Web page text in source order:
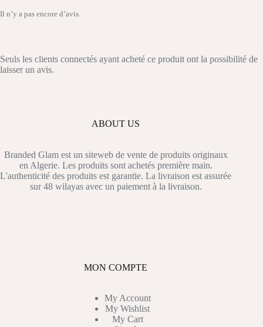
Il n’y a pas encore d’avis.
Seuls les clients connectés ayant acheté ce produit ont la possibilité de
laisser un avis.
ABOUT US
Branded Glam est un siteweb de vente de produits originaux
en Algerie. Les produits sont achetés première main.
L'authenticité des produits est garantie. La livraison est assurée
sur 48 wilayas avec un paiement à la livraison.
MON COMPTE
My Account
My Wishlist
My Cart